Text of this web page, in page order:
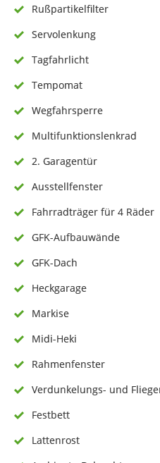
Rußpartikelfilter
Servolenkung
Tagfahrlicht
Tempomat
Wegfahrsperre
Multifunktionslenkrad
2. Garagentür
Ausstellfenster
Fahrradträger für 4 Räder
GFK-Aufbauwände
GFK-Dach
Heckgarage
Markise
Midi-Heki
Rahmenfenster
Verdunkelungs- und
Festbett
Lattenrost